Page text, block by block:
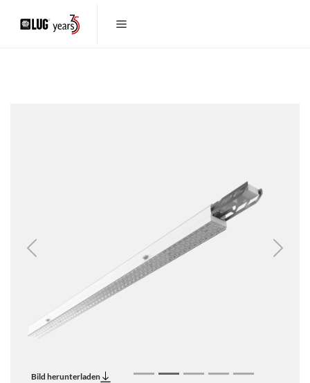
Previous Next
Bild herunterladen